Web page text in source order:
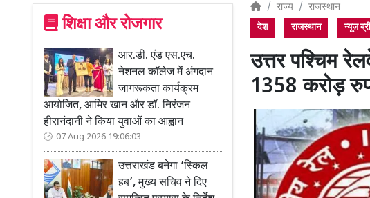
शिक्षा और रोजगार
आर.डी. एंड एस.एच.
नेशनल कॉलेज में अंगदान
जागरूकता कार्यक्रम
आयोजित, आमिर खान और डॉ. निरंजन
हीरानंदानी ने किया युवाओं का आह्वान
07 Aug 2026 19:06:03
उत्तराखंड बनेगा ‘स्किल
हब’, मुख्य सचिव ने दिए
राज्य राजस्थान
देश राजस्थान न्यूज़
उत्तर पश्चिम
1358 करोड़